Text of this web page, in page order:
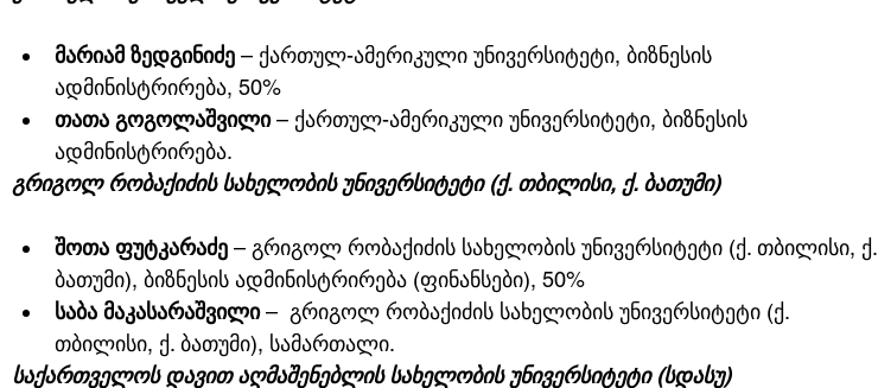
მარიამ ზედგინიძე – ქართულ-ამერიკული უნივერსიტეტი, ბიზნესის
ადმინისტრირება, 50%
თათა გოგოლაშვილი – ქართულ-ამერიკული უნივერსიტეტი, ბიზნესის
ადმინისტრირება.
გრიგოლ რობაქიძის სახელობის უნივერსიტეტი (ქ. თბილისი, ქ. ბათუმი)
შოთა ფუტკარაძე – გრიგოლ რობაქიძის სახელობის უნივერსიტეტი (ქ. თბილისი, ქ.
ბათუმი), ბიზნესის ადმინისტრირება (ფინანსები), 50%
საბა მაკასარაშვილი –  გრიგოლ რობაქიძის სახელობის უნივერსიტეტი (ქ.
თბილისი, ქ. ბათუმი), სამართალი.
საქართველოს დავით აღმაშენებლის სახელობის უნივერსიტეტი (სდასუ)